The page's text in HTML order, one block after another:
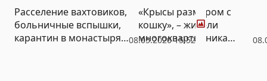
08.05.2020 15:52
Расселение вахтовиков,
больничные вспышки,
карантин в монастырях:
Фото
«Крысы размером с
кошку», – жители
многоквартирника